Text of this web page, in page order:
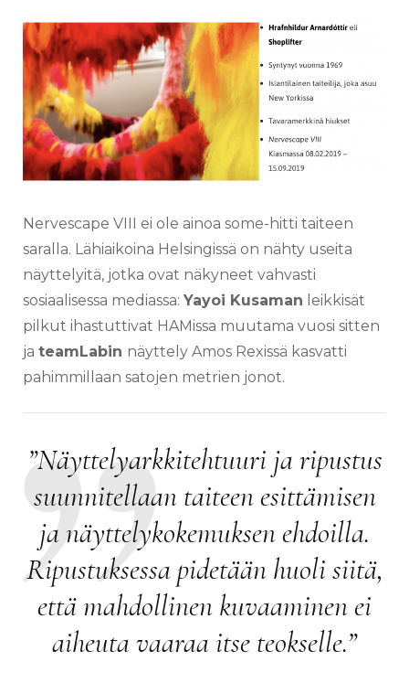
Nervescape VIII ei ole ainoa some-hitti taiteen
saralla. Lähiaikoina Helsingissä on nähty useita
näyttelyitä, jotka ovat näkyneet vahvasti
sosiaalisessa mediassa: Yayoi Kusaman leikkisät
pilkut ihastuttivat HAMissa muutama vuosi sitten
ja teamLabin näyttely Amos Rexissä kasvatti
pahimmillaan satojen metrien jonot.
”Näyttelyarkkitehtuuri ja ripustus
suunnitellaan taiteen esittämisen
ja näyttelykokemuksen ehdoilla.
Ripustuksessa pidetään huoli siitä,
että mahdollinen kuvaaminen ei
aiheuta vaaraa itse teokselle.”